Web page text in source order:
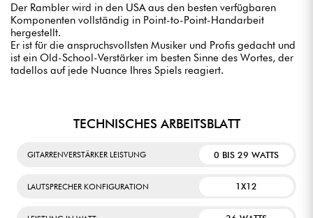
Der Rambler wird in den USA aus den besten verfügbaren
Komponenten vollständig in Point-to-Point-Handarbeit
hergestellt.
Er ist für die anspruchsvollsten Musiker und Profis gedacht und
ist ein Old-School-Verstärker im besten Sinne des Wortes, der
tadellos auf jede Nuance Ihres Spiels reagiert.
TECHNISCHES ARBEITSBLATT
GITARRENVERSTÄRKER LEISTUNG 0 BIS 29 WATTS
LAUTSPRECHER KONFIGURATION 1X12